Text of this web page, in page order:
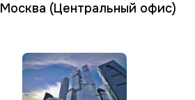
Москва (Центральный офис)